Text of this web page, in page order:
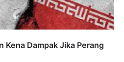
Kena Dampak Jika Perang